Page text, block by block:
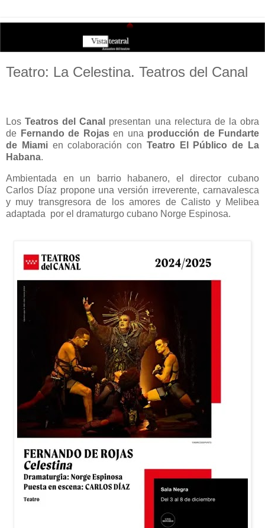
Teatro: La Celestina. Teatros del Canal
Los Teatros del Canal
presentan una relectura de la obra
de Fernando de Rojasen una producción de Fundarte
de Miamien colaboración con Teatro El Público de La
Habana.
Ambientada en un barrio habanero, el director cubano
Carlos Díaz propone una versión irreverente, carnavalesca
y muy transgresora de los amores de Calisto y Melibea
adaptada por el dramaturgo cubano Norge Espinosa.